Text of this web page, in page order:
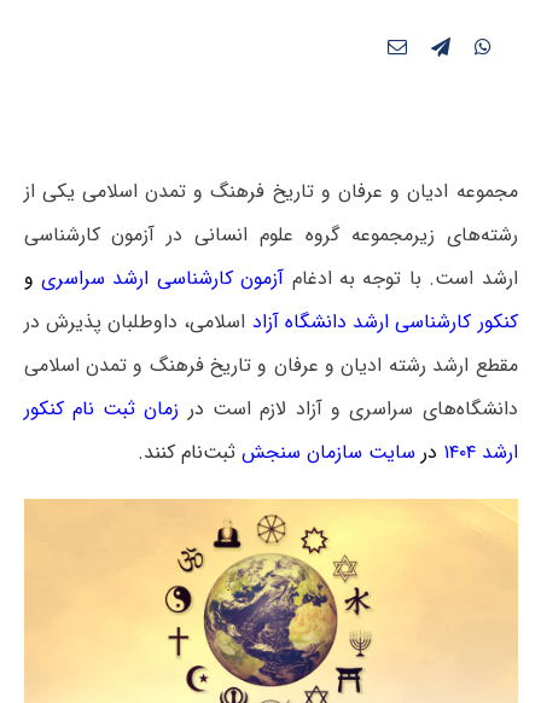
مجموعه ادیان و عرفان و تاریخ فرهنگ و تمدن اسلامی یکی از
رشته‌های زیرمجموعه گروه علوم انسانی در آزمون کارشناسی
ارشد است. با توجه به ادغام آزمون کارشناسی ارشد سراسری و
کنکور کارشناسی ارشد دانشگاه آزاد اسلامی، داوطلبان پذیرش در
مقطع ارشد رشته ادیان و عرفان و تاریخ فرهنگ و تمدن اسلامی
دانشگاه‌های سراسری و آزاد لازم است در زمان ثبت نام کنکور
ارشد ۱۴۰۴
در سایت سازمان سنجش ثبت‌نام کنند.